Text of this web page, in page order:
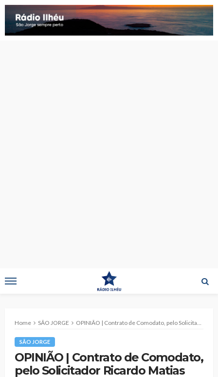
Home SÃO JORGE OPINIÃO | Contrato de Comodato, pelo Solicitador Ricardo Matias
SÃO JORGE
OPINIÃO | Contrato de Comodato,
pelo Solicitador Ricardo Matias